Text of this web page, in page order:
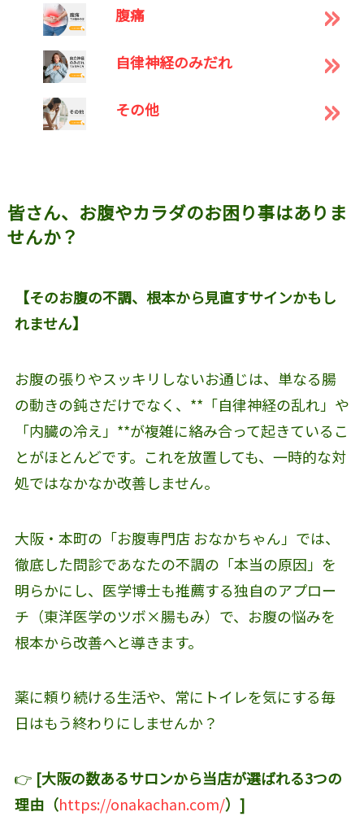
腹痛
自律神経のみだれ
その他
皆さん、お腹やカラダのお困り事はありま
せんか？
【そのお腹の不調、根本から見直すサインかもし
れません】
お腹の張りやスッキリしないお通じは、単なる腸
の動きの鈍さだけでなく、**「自律神経の乱れ」や
「内臓の冷え」**が複雑に絡み合って起きているこ
とがほとんどです。これを放置しても、一時的な対
処ではなかなか改善しません。
大阪・本町の「お腹専門店 おなかちゃん」では、
徹底した問診であなたの不調の「本当の原因」を
明らかにし、医学博士も推薦する独自のアプロー
チ（東洋医学のツボ×腸もみ）で、お腹の悩みを
根本から改善へと導きます。
薬に頼り続ける生活や、常にトイレを気にする毎
日はもう終わりにしませんか？
👉 [大阪の数あるサロンから当店が選ばれる3つの
理由（https://onakachan.com/）]